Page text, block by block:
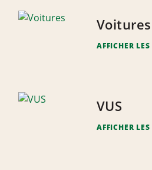
Voitures
AFFICHER
VUS
AFFICHER